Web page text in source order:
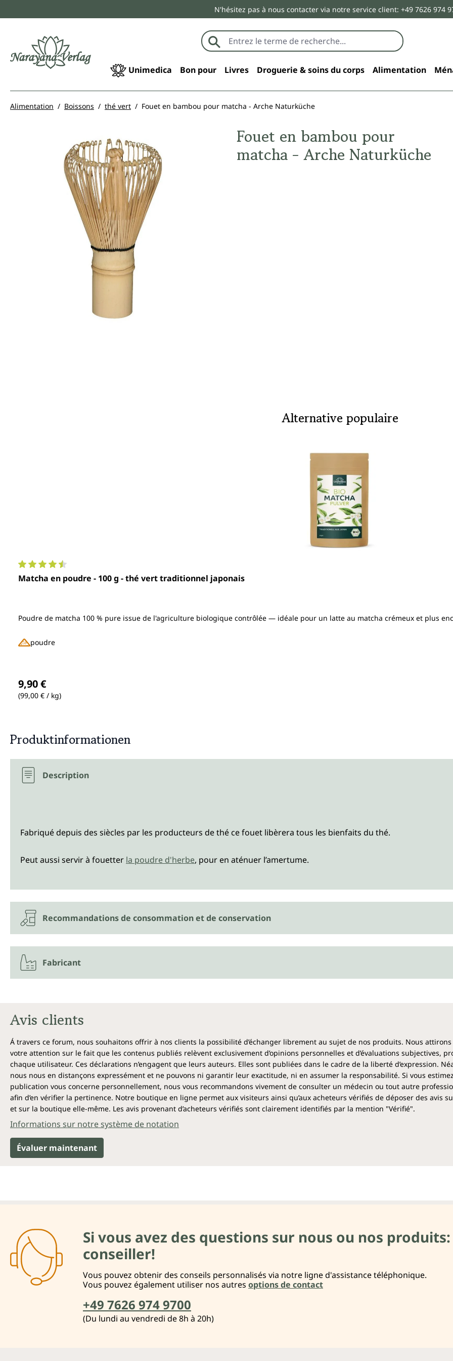
N'hésitez pas à nous contacter via notre service client: +49 7626 974
Unimedica Bon pour Livres Droguerie & soins du corps Alimentation
Alimentation Boissons thé vert Fouet en bambou pour matcha - Arche Naturküche
Fouet en bambou pour
matcha - Arche Naturküche
Alternative populaire
Note moyenne de 4.5 sur 5 étoiles
Matcha en poudre - 100 g - thé vert traditionnel japonais
Poudre de matcha 100 % pure issue de l'agriculture biologique contrôlée — idéale pour un latte au matcha crémeux et plus
poudre
9,90 €
(99,00 € / kg)
Produktinformationen
Description
Fabriqué depuis des siècles par les producteurs de thé ce fouet libèrera tous les bienfaits du thé.
Peut aussi servir à fouetter la poudre d'herbe, pour en aténuer l’amertume.
Recommandations de consommation et de conservation
Fabricant
Avis clients
Á travers ce forum, nous souhaitons offrir à nos clients la possibilité d’échanger librement au sujet de nos produits. Nous
votre attention sur le fait que les contenus publiés relèvent exclusivement d’opinions personnelles et d’évaluations subjectives,
chaque utilisateur. Ces déclarations n’engagent que leurs auteurs. Elles sont publiées dans le cadre de la liberté d’expression.
nous nous en distançons expressément et ne pouvons ni garantir leur exactitude, ni en assumer la responsabilité. Si vous
publication vous concerne personnellement, nous vous recommandons vivement de consulter un médecin ou tout autre
afin d’en vérifier la pertinence. Notre boutique en ligne permet aux visiteurs ainsi qu’aux acheteurs vérifiés de déposer des avis
et sur la boutique elle-même. Les avis provenant d’acheteurs vérifiés sont clairement identifiés par la mention "Vérifié".
Informations sur notre système de notation
Évaluer maintenant
Si vous avez des questions sur nous ou nos
conseiller!
Vous pouvez obtenir des conseils personnalisés via notre ligne d'assistance téléphonique.
Vous pouvez également utiliser nos autres options de contact
+49 7626 974 9700
(Du lundi au vendredi de 8h à 20h)